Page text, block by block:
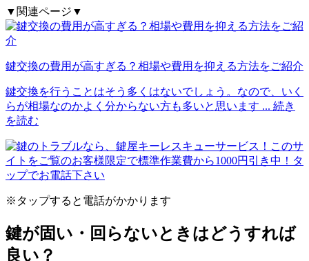
▼関連ページ▼
鍵交換の費用が高すぎる？相場や費用を抑える方法をご紹介
鍵交換を行うことはそう多くはないでしょう。なので、いく
らが相場なのかよく分からない方も多いと思います ... 続き
を読む
※タップすると電話がかかります
鍵が固い・回らないときはどうすれば
良い？